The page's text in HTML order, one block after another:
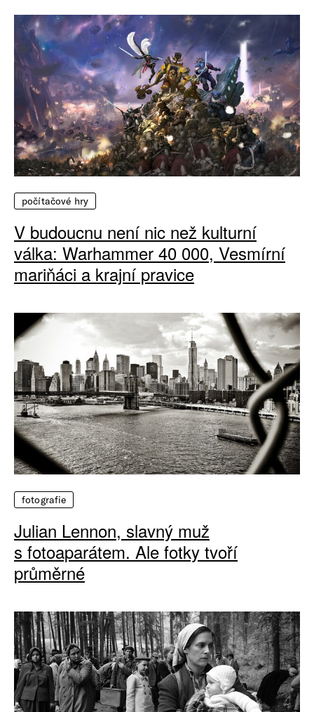
počítačové hry
V budoucnu není nic než kulturní
válka: Warhammer 40 000, Vesmírní
mariňáci a krajní pravice
fotografie
Julian Lennon, slavný muž
s fotoaparátem. Ale fotky tvoří
průměrné